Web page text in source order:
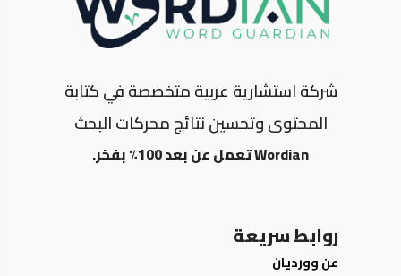
شركة استشارية عربية متخصصة في كتابة
المحتوى وتحسين نتائج محركات البحث
Wordian تعمل عن بعد 100٪ بفخر.
روابط سريعة
عن وورديان